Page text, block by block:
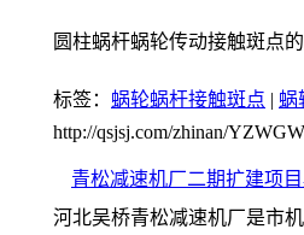
圆柱蜗杆蜗轮传动接触斑点
标签： 蜗轮蜗杆接触斑点 | 蜗
http://qsjsj.com/zhinan/
青松减速机厂二期扩建项
河北吴桥青松减速机厂是市